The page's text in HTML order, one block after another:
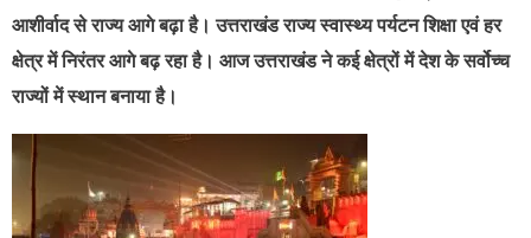
आशीर्वाद से राज्य आगे बढ़ा है। उत्तराखंड राज्य स्वास्थ्य पर्यटन शिक्षा एवं हर
क्षेत्र में निरंतर आगे बढ़ रहा है। आज उत्तराखंड ने कई क्षेत्रों में देश के सर्वोच्च
राज्यों में स्थान बनाया है।